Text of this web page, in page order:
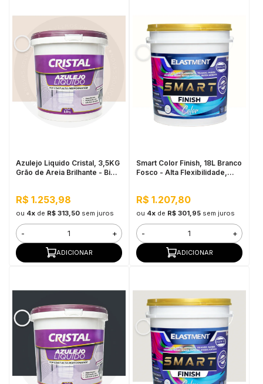
Azulejo Liquido Cristal, 3,5KG
Grão de Areia Brilhante - Bi
R$ 1.253,98
ou 4xde R$ 313,50 sem juros
- +
ADICIONAR
Smart Color Finish, 18L Branco
Fosco - Alta Flexibilidade,
R$ 1.207,80
ou 4xde R$ 301,95 sem juros
- +
ADICIONAR